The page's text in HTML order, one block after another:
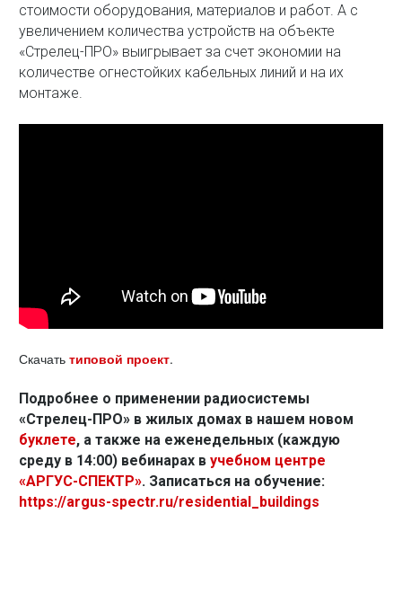
стоимости оборудования, материалов и работ. А с
увеличением количества устройств на объекте
«Стрелец-ПРО» выигрывает за счет экономии на
количестве огнестойких кабельных линий и на их
монтаже.
Скачать типовой проект.
Подробнее о применении радиосистемы
«Стрелец-ПРО» в жилых домах в нашем новом
буклете, а также на еженедельных (каждую
среду в 14:00) вебинарах в учебном центре
«АРГУС-СПЕКТР». Записаться на обучение:
https://argus-spectr.ru/residential_buildings